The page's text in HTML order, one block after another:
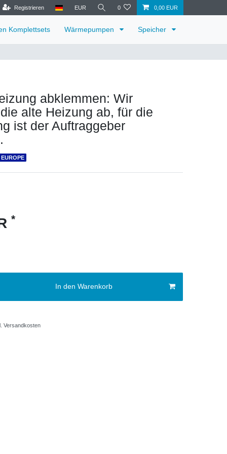
Registrieren EUR 0 0,00 EUR
Komplettsets Wärmepumpen Speicher
abklemmen: Wir
alte Heizung ab, für die
ist der Auftraggeber
*
In den Warenkorb
Versandkosten